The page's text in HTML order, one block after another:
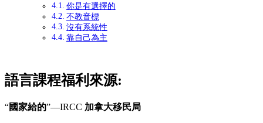
你是有選擇的
不教音標
沒有系統性
靠自己為主
語言課程福利來源:
“國家給的”—IRCC 加拿大移民局